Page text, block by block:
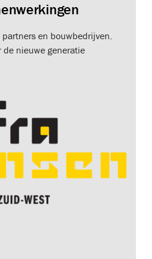
en bouwbedrijven.
de nieuwe generatie